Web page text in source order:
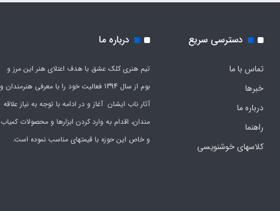
دسترسی سریع
تماس با ما
خبرها
درباره ما
راهنما
کلاسهای خوشنویسی
درباره ما
تیم هنری کلک عشق با هدف اعتلای هنر این مرز و
بوم از سال 1394 فعالیت خود را با معرفی هنرمندان و
آثار ناب ایشان آغاز و در ادامه با توجه به نیاز علاقه
مندان، اقدام به وارد کردن ابزارها و محصولات کمیاب
و خاص این حوزه با قیمتهای مناسب نموده است.